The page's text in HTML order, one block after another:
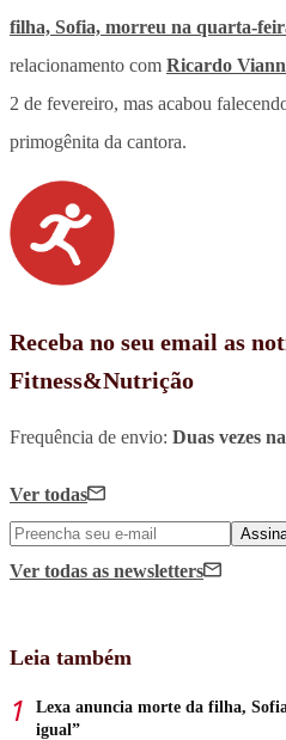
filha, Sofia, morreu na quarta-
relacionamento com Ricardo
2 de fevereiro, mas acabou
primogênita da cantora.
Receba no seu email as
Fitness&Nutrição
Frequência de envio: Duas vezes
Ver todas
Ver todas as newsletters
Leia também
Lexa anuncia morte da filha,
igual”